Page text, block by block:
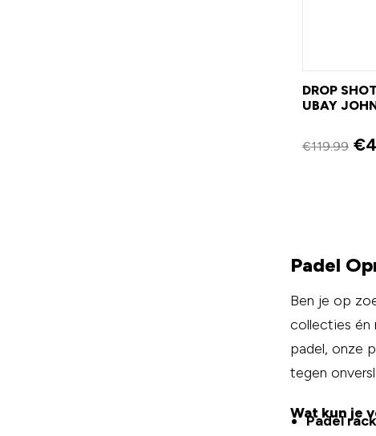
DROP
UBAY
€119.99 €
Padel
Ben je op
collecties én
padel, onze
tegen
Wat kun je
Padel